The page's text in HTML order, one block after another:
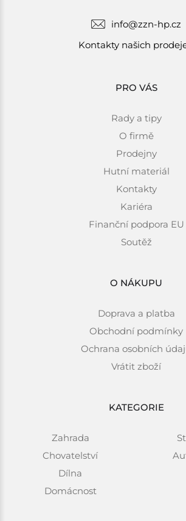
info@zzn-hp.cz
Kontakty našich
PRO VÁS
Rady a tipy
O firmě
Prodejny
Hutní materiál
Kontakty
Kariéra
Finanční podpora EU
Soutěž
O NÁKUPU
Doprava a platba
Obchodní podmínky
Ochrana osobních
Vrátit zboží
KATEGORIE
Zahrada
Chovatelství
Dílna
Domácnost